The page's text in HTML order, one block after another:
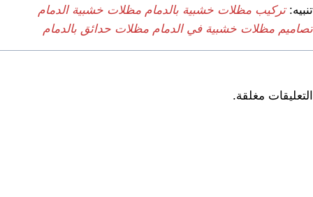
تنبيه:تركيب مظلات خشبية بالدمام مظلات خشبية الدمام
تصاميم مظلات خشبية في الدمام مظلات حدائق بالدمام
التعليقات مغلقة.